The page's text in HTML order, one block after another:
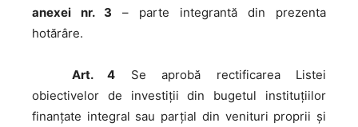
anexei nr. 3 – parte integrantă din prezenta
hotărâre.
Art. 4 Se aprobă rectificarea Listei
obiectivelor de investiţii din bugetul instituțiilor
finanțate integral sau parțial din venituri proprii și